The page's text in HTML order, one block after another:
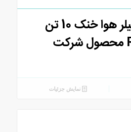
5.00
قیمت مینی چیلر هوا خنک 10 تن
RAD-SLA102 محصول شرکت
نمایش جزئیات